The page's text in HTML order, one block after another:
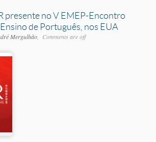
presente no V EMEP-Encontro
de Português, nos EUA
Mergulhão Comments are off